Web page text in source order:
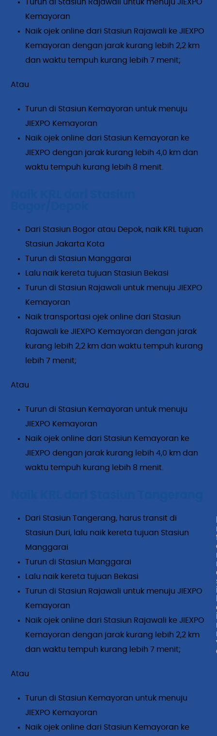
Turun di Stasiun Rajawali untuk menuju JIEXPO
Kemayoran
Naik ojek online dari Stasiun Rajawali ke JIEXPO
Kemayoran dengan jarak kurang lebih 2,2 km
dan waktu tempuh kurang lebih 7 menit;
Atau
Turun di Stasiun Kemayoran untuk menuju
JIEXPO Kemayoran
Naik ojek online dari Stasiun Kemayoran ke
JIEXPO dengan jarak kurang lebih 4,0 km dan
waktu tempuh kurang lebih 8 menit.
Dari Stasiun Bogor atau Depok, naik KRL tujuan
Stasiun Jakarta Kota
Turun di Stasiun Manggarai
Lalu naik kereta tujuan Stasiun Bekasi
Turun di Stasiun Rajawali untuk menuju JIEXPO
Kemayoran
Naik transportasi ojek online dari Stasiun
Rajawali ke JIEXPO Kemayoran dengan jarak
kurang lebih 2,2 km dan waktu tempuh kurang
lebih 7 menit;
Atau
Turun di Stasiun Kemayoran untuk menuju
JIEXPO Kemayoran
Naik ojek online dari Stasiun Kemayoran ke
JIEXPO dengan jarak kurang lebih 4,0 km dan
waktu tempuh kurang lebih 8 menit.
Dari Stasiun Tangerang, harus transit di
Stasiun Duri, lalu naik kereta tujuan Stasiun
Manggarai
Turun di Stasiun Manggarai
Lalu naik kereta tujuan Bekasi
Turun di Stasiun Rajawali untuk menuju JIEXPO
Kemayoran
Naik ojek online dari Stasiun Rajawali ke JIEXPO
Kemayoran dengan jarak kurang lebih 2,2 km
dan waktu tempuh kurang lebih 7 menit;
Atau
Turun di Stasiun Kemayoran untuk menuju
JIEXPO Kemayoran
Naik ojek online dari Stasiun Kemayoran ke